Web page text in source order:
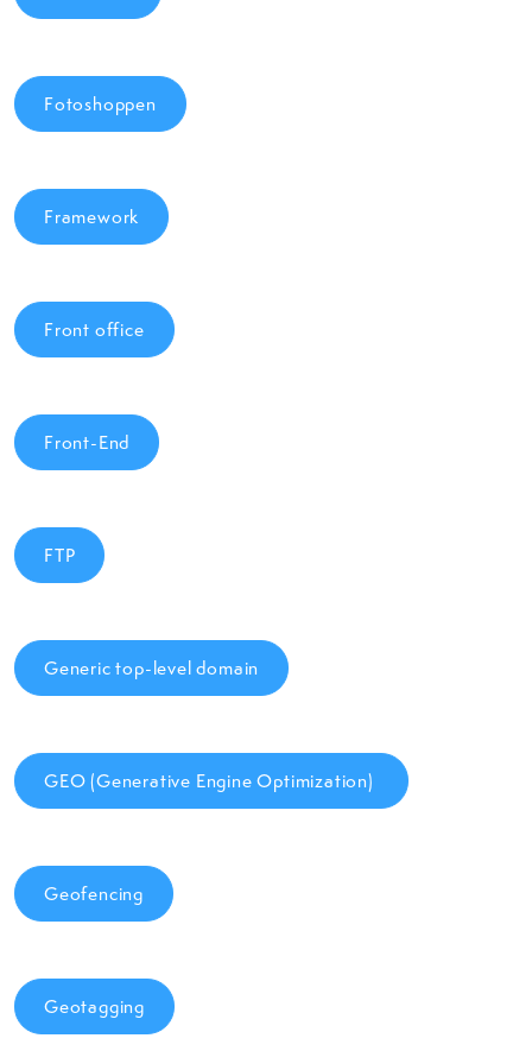
Fotoshoppen
Framework
Front office
Front-End
FTP
Generic top-level domain
GEO (Generative Engine Optimization)
Geofencing
Geotagging